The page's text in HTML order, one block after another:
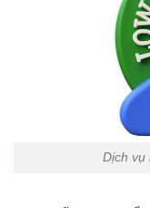
Dịch vụ